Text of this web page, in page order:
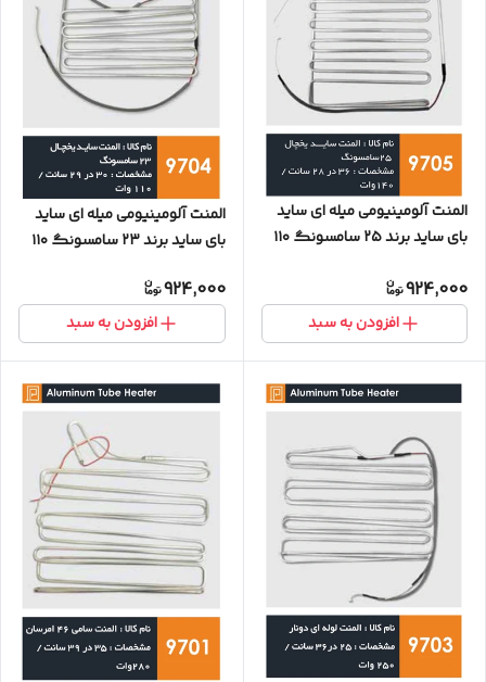
المنت آلومینیومی میله ای ساید
بای ساید برند ۲۵ سامسونگ ۱۱۰
924,000
افزودن به سبد
المنت آلومینیومی میله ای ساید
بای ساید برند ۲۳ سامسونگ ۱۱۰
924,000
افزودن به سبد